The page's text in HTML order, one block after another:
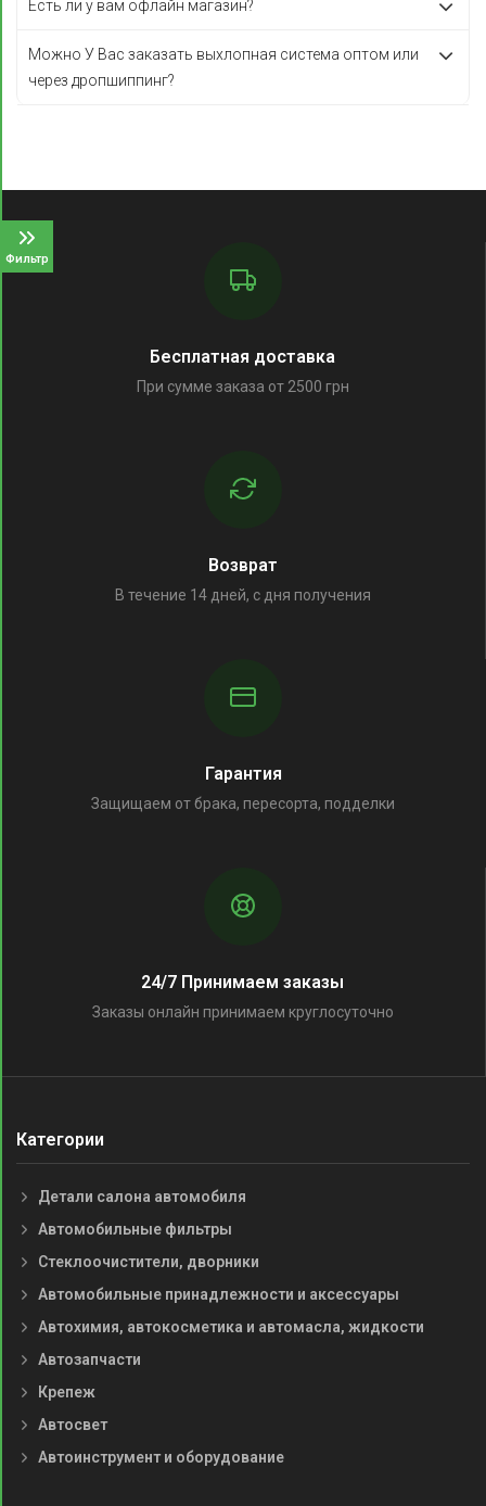
Фильтр
Есть ли у вам офлайн магазин?
Можно У Вас заказать выхлопная система оптом или
через дропшиппинг?
Бесплатная доставка
При сумме заказа от 2500 грн
Возврат
В течение 14 дней, с дня получения
Гарантия
Защищаем от брака, пересорта, подделки
24/7 Принимаем заказы
Заказы онлайн принимаем круглосуточно
Категории
Детали салона автомобиля
Автомобильные фильтры
Стеклоочистители, дворники
Автомобильные принадлежности и аксессуары
Автохимия, автокосметика и автомасла, жидкости
Автозапчасти
Крепеж
Автосвет
Автоинструмент и оборудование